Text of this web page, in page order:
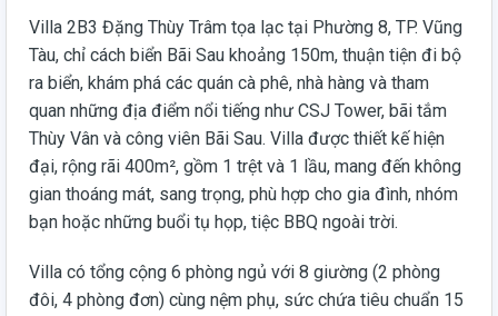
Villa 2B3 Đặng Thùy Trâm tọa lạc tại Phường 8, TP. Vũng
Tàu, chỉ cách biển Bãi Sau khoảng 150m, thuận tiện đi bộ
ra biển, khám phá các quán cà phê, nhà hàng và tham
quan những địa điểm nổi tiếng như CSJ Tower, bãi tắm
Thùy Vân và công viên Bãi Sau. Villa được thiết kế hiện
đại, rộng rãi 400m², gồm 1 trệt và 1 lầu, mang đến không
gian thoáng mát, sang trọng, phù hợp cho gia đình, nhóm
bạn hoặc những buổi tụ họp, tiệc BBQ ngoài trời.
Villa có tổng cộng 6 phòng ngủ với 8 giường (2 phòng
đôi, 4 phòng đơn) cùng nệm phụ, sức chứa tiêu chuẩn 15